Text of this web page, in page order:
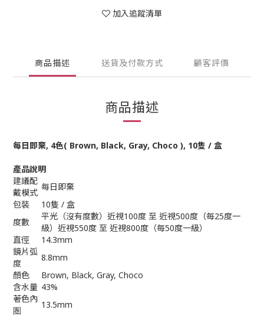
加入追蹤清單
商品描述 送貨及付款方式 顧客評價
商品描述
每日即棄, 4色( Brown, Black, Gray, Choco ), 10隻 / 盒
產品說明
建議配
戴模式
每日即棄
包裝
10隻 / 盒
度數
平光（沒有度數）近視100度 至 近視500度（每25度一
級）近視550度 至 近視800度（每50度一級）
直徑
14.3mm
鏡片弧
度
8.8mm
顏色
Brown, Black, Gray, Choco
含水量 43%
著色內
圏
13.5mm